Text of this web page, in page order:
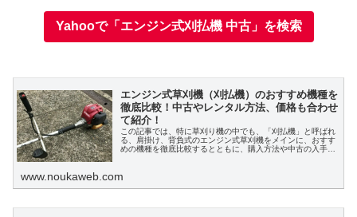
Yahooで「エンジン式刈払機 中古」を検索
エンジン式草刈機（刈払機）のおすすめ機種を
徹底比較！中古やレンタル方法、価格も合わせ
て紹介！
この記事では、特に草刈り機の中でも、「刈払機」と呼ばれ
る、肩掛け、背負式のエンジン式草刈機をメインに、おすす
めの機種を徹底比較するとともに、購入方法や中古の入手方
www.noukaweb.com